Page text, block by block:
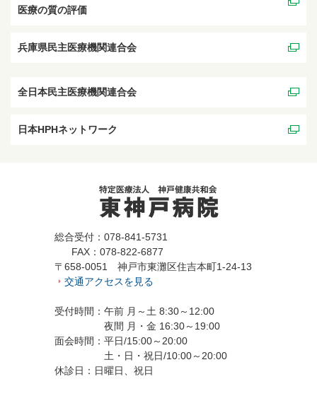
医療の質の評価
兵庫県民主医療機関連合会
全日本民主医療機関連合会
日本HPHネットワーク
総合受付：078-841-5731
FAX：078-822-6877
〒658-0051 神戸市東灘区住吉本町1-24-13
交通アクセスを見る
受付時間：午前 月～土 8:30～12:00
夜間 月・金 16:30～19:00
面会時間：平日/15:00～20:00
土・日・祝日/10:00～20:00
休診日：日曜日、祝日